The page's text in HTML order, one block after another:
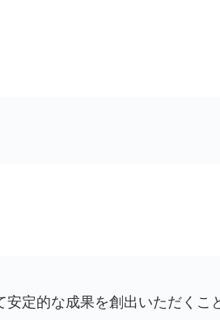
定的な成果を創出いただくこ